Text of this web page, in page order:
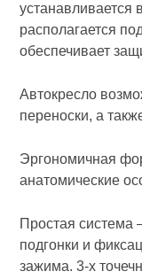
устанавливается
располагается
обеспечивает
Автокресло
переноски, а
Эргономичная
анатомические
Простая
подгонки и
зажима. 3-х